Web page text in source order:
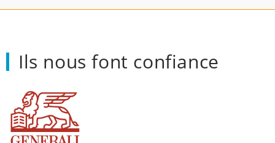
Ils nous font confiance